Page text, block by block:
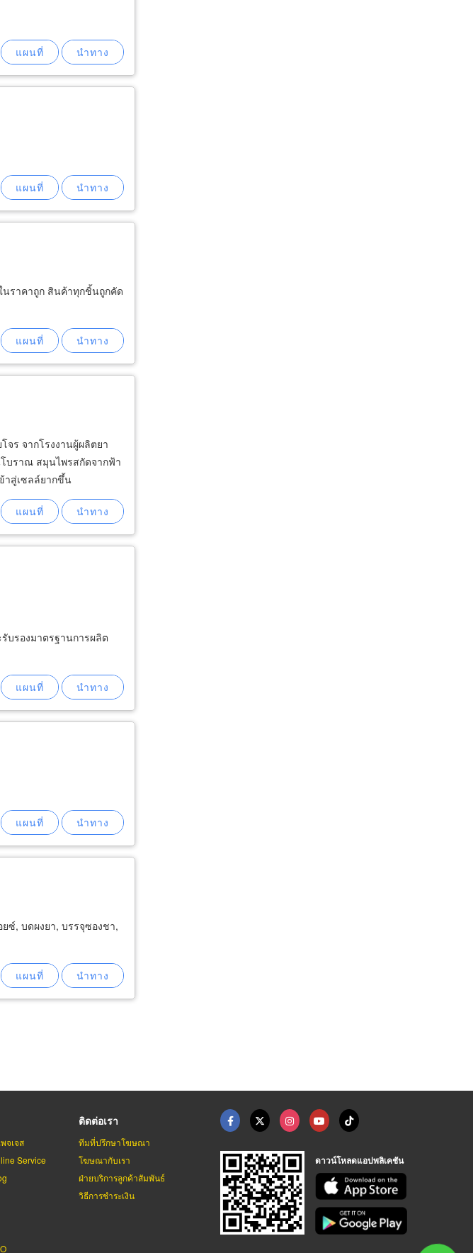
นราคาถูก สินค้าทุกชิ้นถูกคัด
ร จากโรงงานผู้ผลิตยา
บราณ สมุนไพรสกัดจากฟ้า
าสู่เซลล์ยากขึ้น
บรองมาตรฐานการผลิต
ซ์, บดผงยา, บรรจุซองชา,
จเจส
Service
ติดต่อเรา
ทีมที่ปรึกษาโฆษณา
โฆษณากับเรา
ฝ่ายบริการลูกค้าสัมพันธ์
วิธีการชำระเงิน
ดาวน์โหลดแอปพลิเคชัน